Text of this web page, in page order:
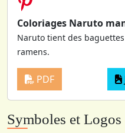
Coloriages Naruto
Naruto tient des
ramens.
PDF
Symboles et